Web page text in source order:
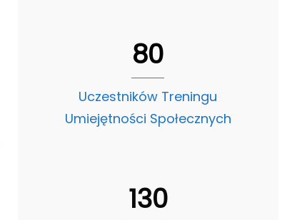
80
Uczestników Treningu
Umiejętności Społecznych
130